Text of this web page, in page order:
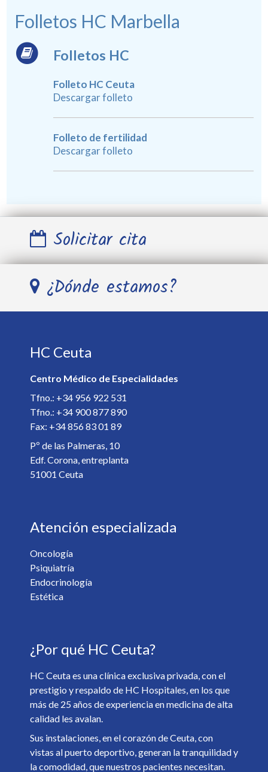
Folletos HC Marbella
Folletos HC
Folleto HC Ceuta
Descargar folleto
Folleto de fertilidad
Descargar folleto
Solicitar cita
Teléfono *
E-mail *
Especialista *
Detalles de la cita *
¿Desea recibir información de nuestro centro? *
Sí
No
Privacidad. *
¿Dónde estamos?
HC Ceuta
Centro Médico de Especialidades
Tfno.: +34 956 922 531
Tfno.: +34 900 877 890
Fax: +34 856 83 01 89
Pº de las Palmeras, 10
Edf. Corona, entreplanta
51001 Ceuta
Atención especializada
Oncología
Psiquiatría
Endocrinología
Estética
¿Por qué HC Ceuta?
HC Ceuta es una clínica exclusiva privada, con el
prestigio y respaldo de HC Hospitales, en los que
más de 25 años de experiencia en medicina de alta
calidad les avalan.
Sus instalaciones, en el corazón de Ceuta, con
vistas al puerto deportivo, generan la tranquilidad y
la comodidad, que nuestros pacientes necesitan.